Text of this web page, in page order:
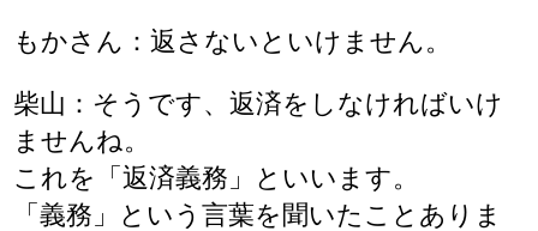
もかさん：返さないといけません。
柴山：そうです、返済をしなければいけ
ませんね。
これを「返済義務」といいます。
「義務」という言葉を聞いたことありま